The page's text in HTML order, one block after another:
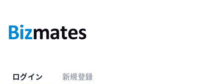
ログイン 新規登録